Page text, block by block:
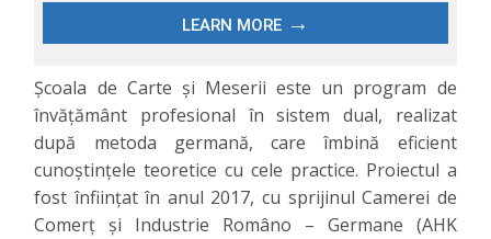
Școala de Carte și Meserii este un program de
învățământ profesional în sistem dual, realizat
după metoda germană, care îmbină eficient
cunoștințele teoretice cu cele practice. Proiectul a
fost înființat în anul 2017, cu sprijinul Camerei de
Comerț și Industrie Româno – Germane (AHK